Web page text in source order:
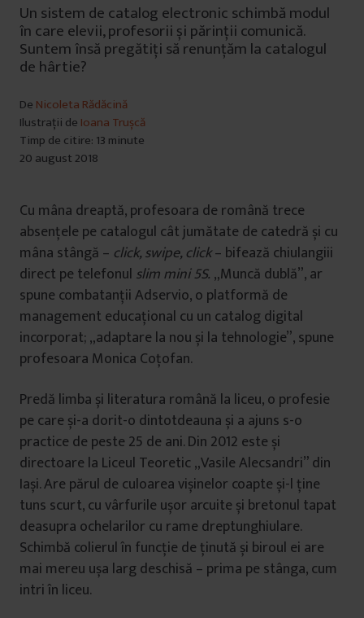
Un sistem de catalog electronic schimbă modul
în care elevii, profesorii și părinții comunică.
Suntem însă pregătiți să renunțăm la catalogul
de hârtie?
De Nicoleta Rădăcină
Ilustrații de Ioana Trușcă
Timp de citire: 13 minute
20 august 2018
Cu mâna dreaptă, profesoara de română trece
absențele pe catalogul cât jumătate de catedră și cu
mâna stângă – click, swipe, click– bifează chiulangiii
direct pe telefonul slim mini 5S. „Muncă dublă”, ar
spune combatanții Adservio, o platformă de
management educațional cu un catalog digital
incorporat; „adaptare la nou și la tehnologie”, spune
profesoara Monica Coțofan.
Predă limba și literatura română la liceu, o profesie
pe care și-a dorit-o dintotdeauna și a ajuns s-o
practice de peste 25 de ani. Din 2012 este și
directoare la Liceul Teoretic „Vasile Alecsandri” din
Iași. Are părul de culoarea vișinelor coapte și-l ține
tuns scurt, cu vârfurile ușor arcuite și bretonul tapat
deasupra ochelarilor cu rame dreptunghiulare.
Schimbă colierul în funcție de ținută și biroul ei are
mai mereu ușa larg deschisă – prima pe stânga, cum
intri în liceu.